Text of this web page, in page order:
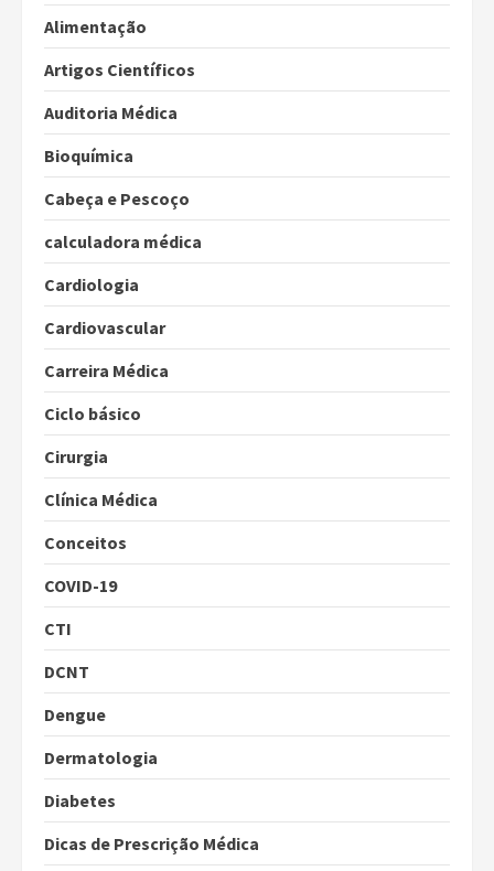
Alimentação
Artigos Científicos
Auditoria Médica
Bioquímica
Cabeça e Pescoço
calculadora médica
Cardiologia
Cardiovascular
Carreira Médica
Ciclo básico
Cirurgia
Clínica Médica
Conceitos
COVID-19
CTI
DCNT
Dengue
Dermatologia
Diabetes
Dicas de Prescrição Médica